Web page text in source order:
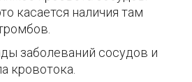
касается наличия там
заболеваний сосудов и
кровотока.